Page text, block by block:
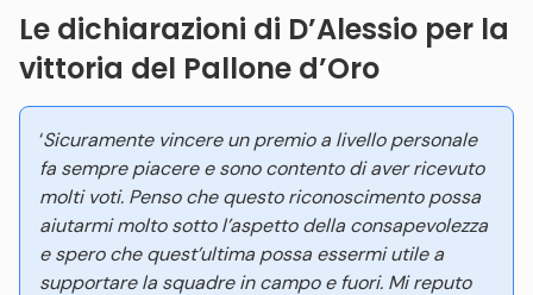
Le dichiarazioni di D’Alessio per la
vittoria del Pallone d’Oro
‘Sicuramente vincere un premio a livello personale
fa sempre piacere e sono contento di aver ricevuto
molti voti. Penso che questo riconoscimento possa
aiutarmi molto sotto l’aspetto della consapevolezza
e spero che quest’ultima possa essermi utile a
supportare la squadre in campo e fuori. Mi reputo